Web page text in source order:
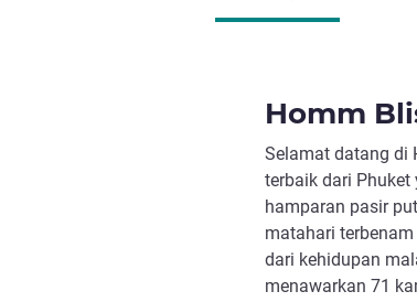
Homm
Selamat datang di
terbaik dari
hamparan pasir
matahari
dari kehidupan
menawarkan 71